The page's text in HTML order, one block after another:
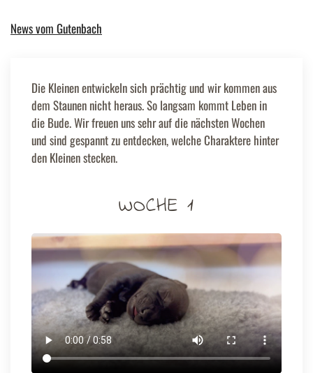
News vom Gutenbach
Die Kleinen entwickeln sich prächtig und wir kommen aus
dem Staunen nicht heraus. So langsam kommt Leben in
die Bude. Wir freuen uns sehr auf die nächsten Wochen
und sind gespannt zu entdecken, welche Charaktere hinter
den Kleinen stecken.
WOCHE 1